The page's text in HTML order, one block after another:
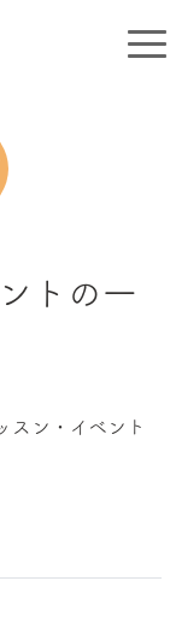
トの一
スン・イベント